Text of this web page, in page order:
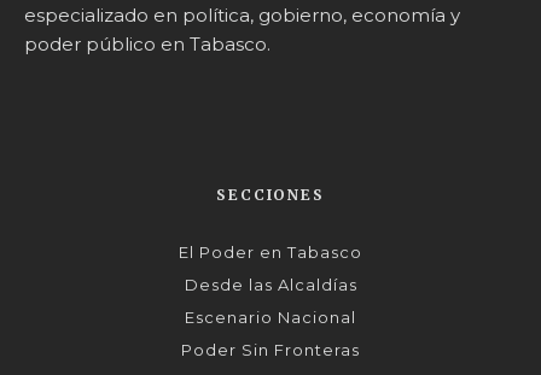
especializado en política, gobierno, economía y
poder público en Tabasco.
SECCIONES
El Poder en Tabasco
Desde las Alcaldías
Escenario Nacional
Poder Sin Fronteras